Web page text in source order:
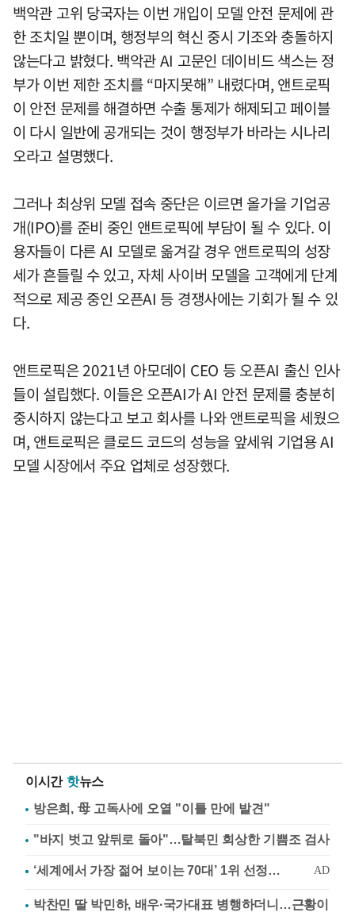
백악관 고위 당국자는 이번 개입이 모델 안전 문제에 관
한 조치일 뿐이며, 행정부의 혁신 중시 기조와 충돌하지
않는다고 밝혔다. 백악관 AI 고문인 데이비드 색스는 정
부가 이번 제한 조치를 “마지못해” 내렸다며, 앤트로픽
이 안전 문제를 해결하면 수출 통제가 해제되고 페이블
이 다시 일반에 공개되는 것이 행정부가 바라는 시나리
오라고 설명했다.
그러나 최상위 모델 접속 중단은 이르면 올가을 기업공
개(IPO)를 준비 중인 앤트로픽에 부담이 될 수 있다. 이
용자들이 다른 AI 모델로 옮겨갈 경우 앤트로픽의 성장
세가 흔들릴 수 있고, 자체 사이버 모델을 고객에게 단계
적으로 제공 중인 오픈AI 등 경쟁사에는 기회가 될 수 있
다.
앤트로픽은 2021년 아모데이 CEO 등 오픈AI 출신 인사
들이 설립했다. 이들은 오픈AI가 AI 안전 문제를 충분히
중시하지 않는다고 보고 회사를 나와 앤트로픽을 세웠으
며, 앤트로픽은 클로드 코드의 성능을 앞세워 기업용 AI
모델 시장에서 주요 업체로 성장했다.
이시간 핫뉴스
방은희, 母 고독사에 오열 "이틀 만에 발견"
"바지 벗고 앞뒤로 돌아"…탈북민 회상한 기쁨조 검사
박찬민 딸 박민하, 배우·국가대표 병행하더니…근황이